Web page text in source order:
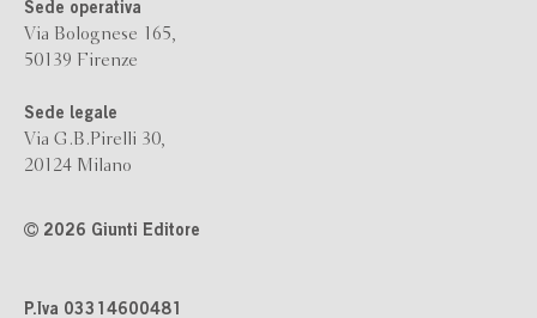
Sede operativa
Via Bolognese 165,
50139 Firenze
Sede legale
Via G.B.Pirelli 30,
20124 Milano
2026 Giunti Editore
P.Iva 03314600481